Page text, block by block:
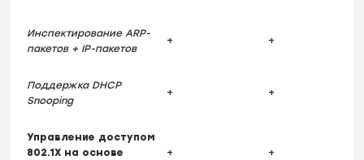
Инспектирование ARP-
пакетов + IP-пакетов
+ +
Поддержка DHCP
Snooping
+ +
Управление доступом
802.1X на основе
+ +